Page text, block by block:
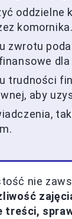
oddzielne
komornika.
zwrotu
trudności
aby
nie
treści,